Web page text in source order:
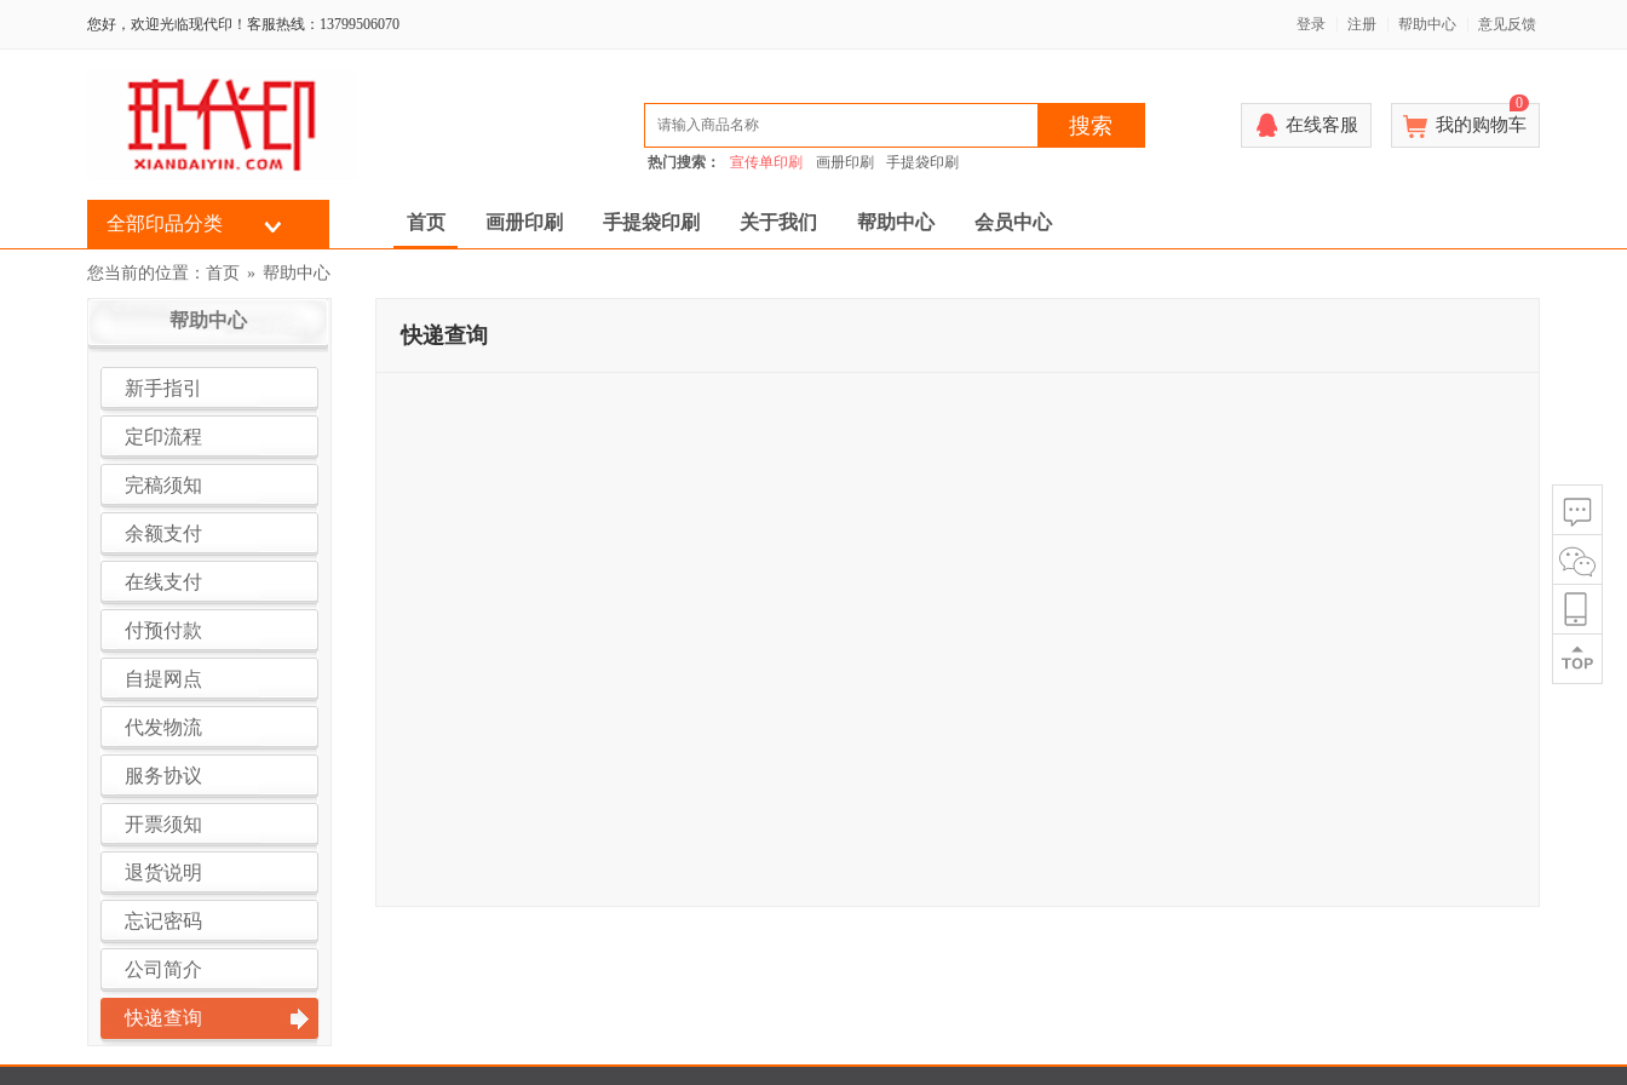
您好，欢迎光临现代印！客服热线：13799506070 登录 注册 帮助中心 意见反馈
搜索
热门搜索： 宣传单印刷 画册印刷 手提袋印刷
在线客服 我的购物车
0
全部印品分类 首页 画册印刷 手提袋印刷 关于我们 帮助中心 会员中心
您当前的位置： 首页 » 帮助中心
帮助中心
新手指引
定印流程
完稿须知
余额支付
在线支付
付预付款
自提网点
代发物流
服务协议
开票须知
退货说明
忘记密码
公司简介
快递查询
快递查询